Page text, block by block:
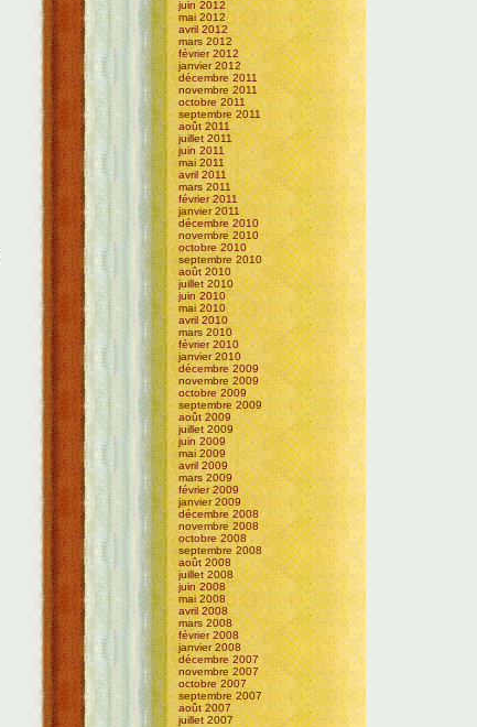
juin 2012
mai 2012
avril 2012
mars 2012
février 2012
janvier 2012
décembre 2011
novembre 2011
octobre 2011
septembre 2011
août 2011
juillet 2011
juin 2011
mai 2011
avril 2011
mars 2011
février 2011
janvier 2011
décembre 2010
novembre 2010
octobre 2010
septembre 2010
août 2010
juillet 2010
juin 2010
mai 2010
avril 2010
mars 2010
février 2010
janvier 2010
décembre 2009
novembre 2009
octobre 2009
septembre 2009
août 2009
juillet 2009
juin 2009
mai 2009
avril 2009
mars 2009
février 2009
janvier 2009
décembre 2008
novembre 2008
octobre 2008
septembre 2008
août 2008
juillet 2008
juin 2008
mai 2008
avril 2008
mars 2008
février 2008
janvier 2008
décembre 2007
novembre 2007
octobre 2007
septembre 2007
août 2007
juillet 2007